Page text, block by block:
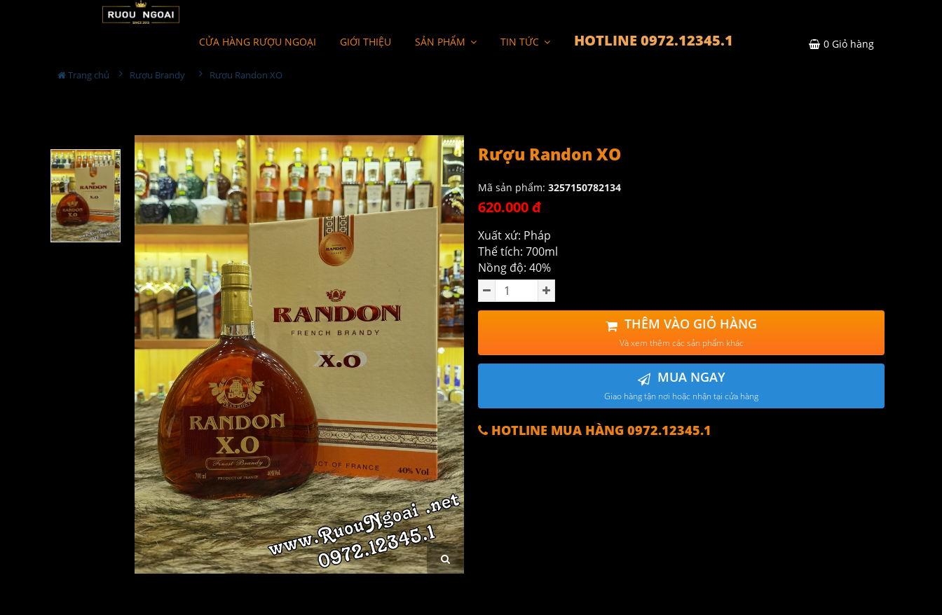
CỬA HÀNG RƯỢU NGOẠI GIỚI THIỆU SẢN PHẨM TIN TỨC HOTLINE 0972.12345.1 0 Giỏ hàng
Trang chủ Rượu Brandy Rượu Randon XO
Rượu Randon XO
Mã sản phẩm: 3257150782134
620.000 đ
Xuất xứ: Pháp
Thể tích: 700ml
Nồng độ: 40%
THÊM VÀO GIỎ HÀNG
Và xem thêm các sản phẩm khác
MUA NGAY
Giao hàng tận nơi hoặc nhận tại cửa hàng
HOTLINE MUA HÀNG 0972.12345.1